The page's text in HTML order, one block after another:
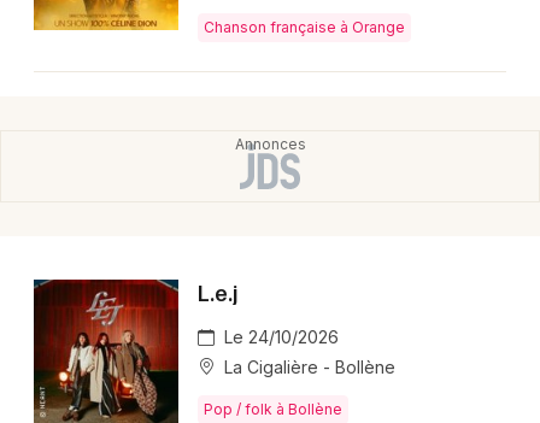
Chanson française à Orange
L.e.j
Le 24/10/2026
La Cigalière - Bollène
Pop / folk à Bollène